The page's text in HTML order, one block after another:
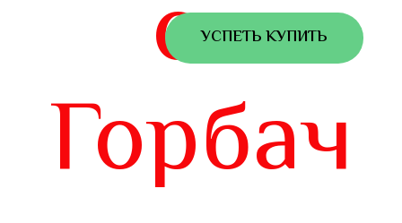
от
Горбач
УСПЕТЬ КУПИТЬ